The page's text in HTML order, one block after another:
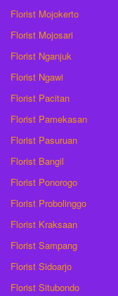
Florist Mojokerto
Florist Mojosari
Florist Nganjuk
Florist Ngawi
Florist Pacitan
Florist Pamekasan
Florist Pasuruan
Florist Bangil
Florist Ponorogo
Florist Probolinggo
Florist Kraksaan
Florist Sampang
Florist Sidoarjo
Florist Situbondo